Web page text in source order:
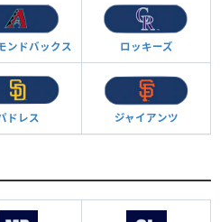
ンドバックス ロッキーズ
ドレス ジャイアンツ